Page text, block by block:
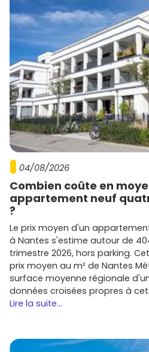
04/08/2026
Combien coûte en
appartement neuf
?
Le prix moyen d'un
à Nantes s'estime autour de
trimestre 2026, hors parking.
prix moyen au m² de Nantes
surface moyenne régionale
données croisées propres à
Lire la suite...